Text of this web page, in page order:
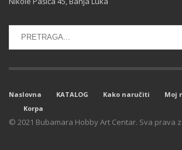
Naslovna KATALOG Kako naručiti Moj
Korpa
© 2021 Bubamara Hobby Art Centar. Sva prava